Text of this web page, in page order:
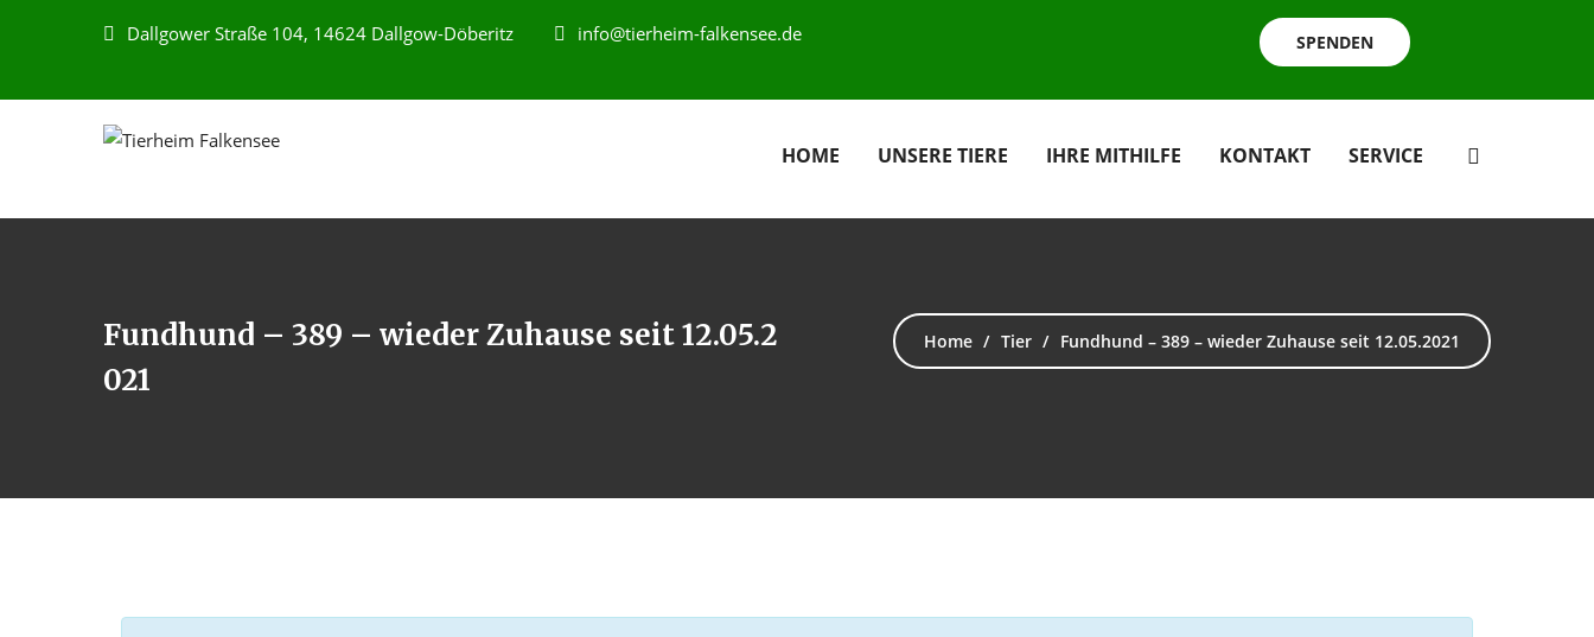
Dallgower Straße 104, 14624 Dallgow-Döberitz info@tierheim-falkensee.de SPENDEN
HOME UNSERE TIERE IHRE MITHILFE KONTAKT SERVICE
Fundhund – 389 – wieder Zuhause seit 12.05.2
021
Home Tier Fundhund – 389 – wieder Zuhause seit 12.05.2021